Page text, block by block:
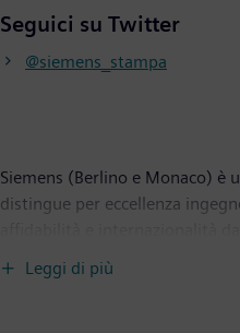
Seguici su Twitter
@siemens_stampa
Siemens (Berlino e Monaco) è
distingue per eccellenza
attiva in tutto il mondo,
infrastrutture intelligenti per
Leggi di più